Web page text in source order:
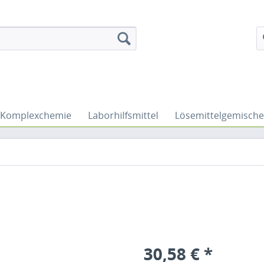
Komplexchemie Laborhilfsmittel Lösemittelgemische
30,58 € *